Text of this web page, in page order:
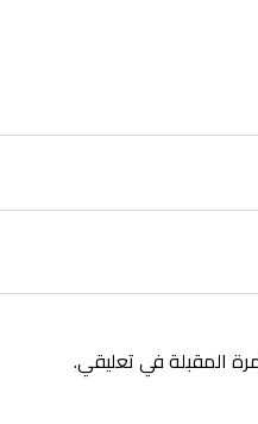
المقبلة في تعليقي.